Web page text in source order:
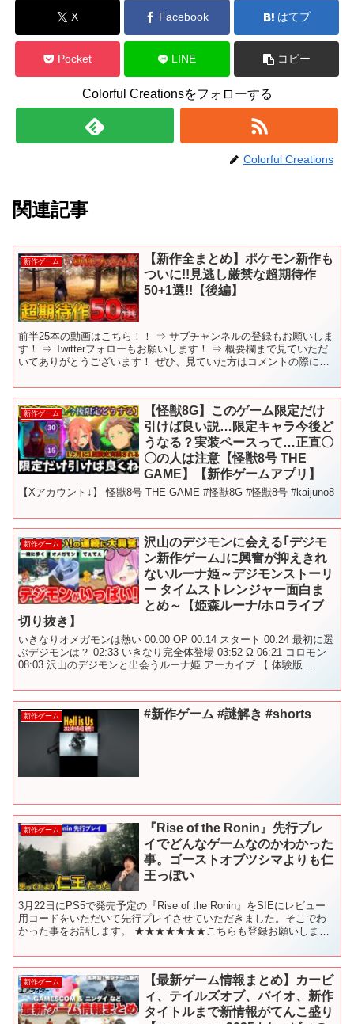
X Facebook はてブ
Pocket LINE コピー
Colorful Creationsをフォローする
Colorful Creations
関連記事
新作ゲーム
【新作全まとめ】ポケモン新作も
ついに!!見逃し厳禁な超期待作
50+1選!!【後編】
前半25本の動画はこちら！！ ⇒ サブチャンネルの登録もお願いしま
す！ ⇒ Twitterフォローもお願いします！ ⇒ 概要欄まで見ていただ
いてありがとうございます！ ぜひ、見ていた方はコメントの際に
新作ゲーム
【怪獣8G】このゲーム限定だけ
引けば良い説…限定キャラ今後ど
うなる？実装ペースって…正直〇
〇の人は注意【怪獣8号 THE
GAME】【新作ゲームアプリ】
【Xアカウント↓】 怪獣8号 THE GAME #怪獣8G #怪獣8号 #kaijuno8
新作ゲーム
沢山のデジモンに会える｢デジモ
ン新作ゲーム｣に興奮が抑えきれ
ないルーナ姫～デジモンストーリ
ー タイムストレンジャー面白ま
とめ～【姫森ルーナ/ホロライブ
切り抜き】
いきなりオメガモンは熱い 00:00 OP 00:14 スタート 00:24 最初に選
ぶデジモンは？ 02:33 いきなり完全体登場 03:52 Ω 06:21 コロモン
08:03 沢山のデジモンと出会うルーナ姫 アーカイブ 【 体験版 ...
新作ゲーム #新作ゲーム #謎解き #shorts
新作ゲーム
『Rise of the Ronin』先行プレ
イでどんなゲームなのかわかった
事。ゴーストオブツシマよりも仁
王っぽい
3月22日にPS5で発売予定の『Rise of the Ronin』をSIEにレビュー
用コードをいただいて先行プレイさせていただきました。そこでわ
かった事をお話します。 ★★★★★★★こちらも登録お願いします
新作ゲーム
【最新ゲーム情報まとめ】カービ
ィ、テイルズオブ、バイオ、新作
タイトルまで新情報がてんこ盛り